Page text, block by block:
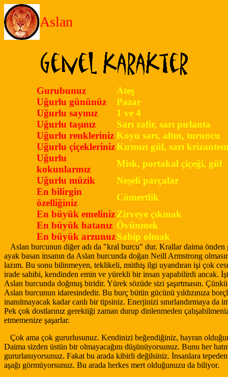
Aslan
Gurubunuz
Ateş
Uğurlu gününüz
Pazar
Uğurlu sayınız
1 ve 4
Uğurlu taşınız
Sarı zafir, sarı pırlanta
Uğurlu renkleriniz Koyu sarı, altın, turuncu
Uğurlu çiçeklerinizKırmızı gül, sarı
Uğurlu
kokunlarınız
Misk, portakal çiçeği, gül
Uğurlu müzik
Neşeli parçalar
En bilirgin
özelliğiniz
Cömertlik
En büyük emelinizZirveye çıkmak
En büyük hatanız Övünmek
En büyük arzunuzSahip olmak
Aslan burcunun diğer adı da "kral burcu" dur. Krallar daima
ayak basan insanın da Aslan burcunda doğan Neill Armstrong
lazım. Bu sonu bilinmeyen, teklikeli, müthiş ilgi uyandıran işi çok
irade sahibi, kendinden emin ve yürekli bir insan yapabilirdi ancak.
Aslan burcunda doğmuş biridir. Yürek sözüde sizi şaşırtmasın.
Aslan burcunun idaresindedir. Bu burç bütün gücünü yıldızınıza
inanılmayacak kadar canlı bir tipsiniz. Enerjinizi sınırlandırmaya da
Pek çok dostlarınız gerektiği zaman durup dinlenmeden
etmemenize şaşarlar.
Çok ama çok gururlusunuz. Kendinizi beğendiğiniz, hayran
Daima sizden üstün bir olmayacağını düşünüyorsunuz. Bunu her
gururlanıyorsunuz. Fakat bu arada kibirli değilsiniz. İnsanlara tepeden
aşağı görmüyorsunuz. Bu arada herkes mert olduğunuzu da biliyor.